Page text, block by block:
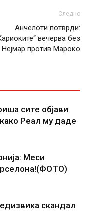
Следно
Анчелоти потврди:
вечерва без
Нејмар против Мароко
сите објави
Реал му даде
Меси
скандал